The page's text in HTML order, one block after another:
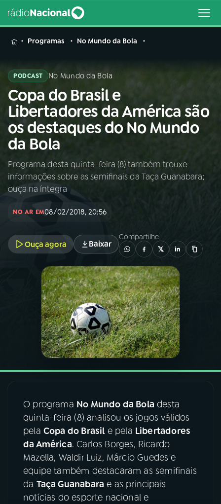
MENU
Buscar
na
Rádio
Nacional
Buscar
01INÍCIO
02A RÁDIO
03PROGRAMAÇÃO
PROGRAMAS
PODCASTS
VIDEOCASTS
07ÚLTIMAS
08FESTIVAL DE MÚSICA
ACOMPANHE A RÁDIO NACIONAL
YouTube Facebook
Instagram X
Programas No Mundo da Bola
PODCAST No Mundo da Bola
Copa do Brasil e
Libertadores da América são
os destaques do No Mundo
da Bola
Programa desta quinta-feira (8) também trouxe
informações sobre as semifinais da Taça Guanabara;
ouça na íntegra
NO AR EM08/02/2018, 20:56
Ouça agora Baixar
Compartilhe
O programa No Mundo da Bola desta
quinta-feira (8) analisou os jogos válidos
pela Copa do Brasil e pela Libertadores
da América. Carlos Borges, Ricardo
Mazella, Waldir Luiz, Márcio Guedes e
equipe também destacaram as semifinais
da Taça Guanabara e as principais
notícias do esporte nacional e